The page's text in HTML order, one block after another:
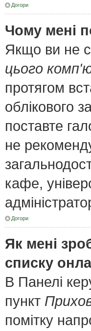
Догори
Чому мені
Якщо ви не
цього
протягом
облікового
поставте
не
кафе,
Догори
Як мені
списку
В Панелі
пункт
помітку